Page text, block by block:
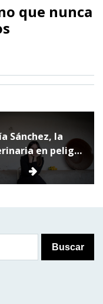
que nunca
Sánchez, la
en peligro